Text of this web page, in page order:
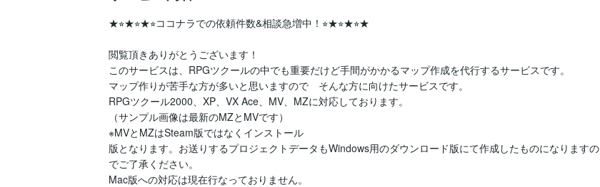
★⭐︎★⭐︎★⭐︎ココナラでの依頼件数&相談急増中！⭐︎★⭐︎★⭐︎★
閲覧頂きありがとうございます！
このサービスは、RPGツクールの中でも重要だけど手間がかかるマップ作成を代行するサービスです。
マップ作りが苦手な方が多いと思いますので　そんな方に向けたサービスです。
RPGツクール2000、XP、VX Ace、MV、MZに対応しております。
（サンプル画像は最新のMZとMVです）
※MVとMZはSteam版ではなくインストール
版となります。お送りするプロジェクトデータもWindows用のダウンロード版にて作成したものになりますの
でご了承ください。
Mac版への対応は現在行なっておりません。